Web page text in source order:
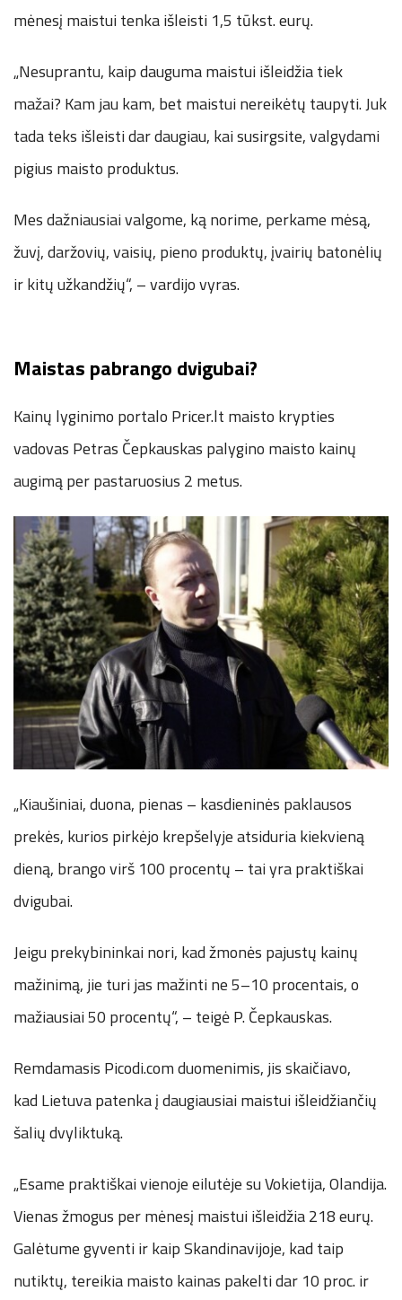
mėnesį maistui tenka išleisti 1,5 tūkst. eurų.
„Nesuprantu, kaip dauguma maistui išleidžia tiek
mažai? Kam jau kam, bet maistui nereikėtų taupyti. Juk
tada teks išleisti dar daugiau, kai susirgsite, valgydami
pigius maisto produktus.
Mes dažniausiai valgome, ką norime, perkame mėsą,
žuvį, daržovių, vaisių, pieno produktų, įvairių batonėlių
ir kitų užkandžių“, – vardijo vyras.
Maistas pabrango dvigubai?
Kainų lyginimo portalo Pricer.lt maisto krypties
vadovas Petras Čepkauskas palygino maisto kainų
augimą per pastaruosius 2 metus.
„Kiaušiniai, duona, pienas – kasdieninės paklausos
prekės, kurios pirkėjo krepšelyje atsiduria kiekvieną
dieną, brango virš 100 procentų – tai yra praktiškai
dvigubai.
Jeigu prekybininkai nori, kad žmonės pajustų kainų
mažinimą, jie turi jas mažinti ne 5–10 procentais, o
mažiausiai 50 procentų“, – teigė P. Čepkauskas.
Remdamasis Picodi.comduomenimis, jis skaičiavo,
kad Lietuva patenka į daugiausiai maistui išleidžiančių
šalių dvyliktuką.
„Esame praktiškai vienoje eilutėje su Vokietija, Olandija.
Vienas žmogus per mėnesį maistui išleidžia 218 eurų.
Galėtume gyventi ir kaip Skandinavijoje, kad taip
nutiktų, tereikia maisto kainas pakelti dar 10 proc. ir